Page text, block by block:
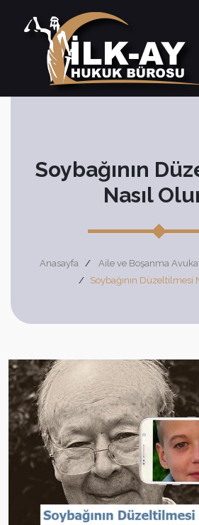
Soybağının
Nasıl
Anasayfa
Aile ve Boşanma
Soybağının Düzeltilmesi